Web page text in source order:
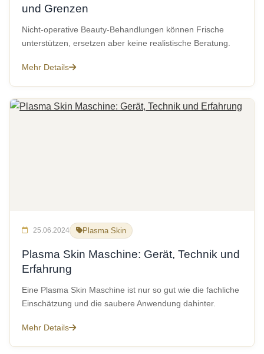
und Grenzen
Nicht-operative Beauty-Behandlungen können Frische
unterstützen, ersetzen aber keine realistische Beratung.
Mehr Details
25.06.2024 Plasma Skin
Plasma Skin Maschine: Gerät, Technik und
Erfahrung
Eine Plasma Skin Maschine ist nur so gut wie die fachliche
Einschätzung und die saubere Anwendung dahinter.
Mehr Details